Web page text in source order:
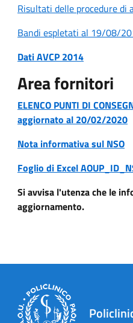
Risultati delle procedure
Bandi espletati al 19/08/
Dati AVCP 2014
Area fornitori
ELENCO PUNTI DI
aggiornato al 20/02/2020
Nota informativa sul NSO
Foglio di Excel
Si avvisa l'utenza che le
aggiornamento.